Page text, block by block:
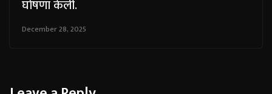
घोषणा केली.
December 28, 2025